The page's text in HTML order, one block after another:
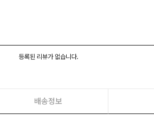
등록된 리뷰가 없습니다.
배송정보